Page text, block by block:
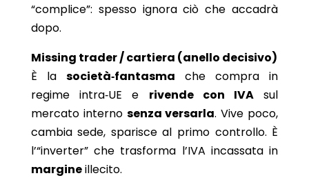
“complice”: spesso ignora ciò che accadrà
dopo.
Missing trader / cartiera (anello decisivo)
È la società‑fantasma che compra in
regime intra‑UE e rivende con IVAsul
mercato interno senza versarla. Vive poco,
cambia sede, sparisce al primo controllo. È
l’“inverter” che trasforma l’IVA incassata in
margineillecito.